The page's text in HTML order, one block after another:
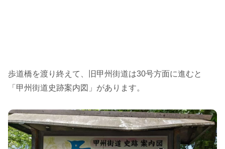
歩道橋を渡り終えて、旧甲州街道は30号方面に進むと
「甲州街道史跡案内図」があります。